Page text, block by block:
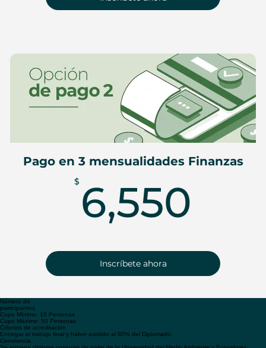
Pago en 3 mensualidades Finanzas
6,550
Número de
participantes
Cupo Mínimo: 10 Personas
Cupo Máximo: 50 Personas